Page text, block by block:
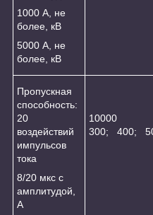
1000 А, не
более, кВ
5000 А, не
более, кВ
Пропускная
способность:
20
воздействий
импульсов
тока
8/20 мкс с
амплитудой,
А
10000
300; 400;